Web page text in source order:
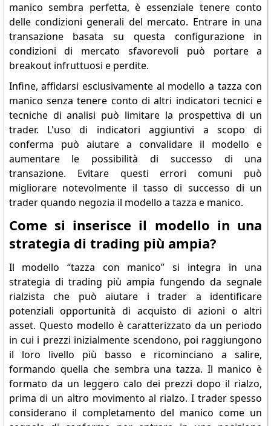
manico sembra perfetta, è essenziale tenere conto
delle condizioni generali del mercato. Entrare in una
transazione basata su questa configurazione in
condizioni di mercato sfavorevoli può portare a
breakout infruttuosi e perdite.
Infine, affidarsi esclusivamente al modello a tazza con
manico senza tenere conto di altri indicatori tecnici e
tecniche di analisi può limitare la prospettiva di un
trader. L'uso di indicatori aggiuntivi a scopo di
conferma può aiutare a convalidare il modello e
aumentare le possibilità di successo di una
transazione. Evitare questi errori comuni può
migliorare notevolmente il tasso di successo di un
trader quando negozia il modello a tazza e manico.
Come si inserisce il modello in una
strategia di trading più ampia?
Il modello “tazza con manico” si integra in una
strategia di trading più ampia fungendo da segnale
rialzista che può aiutare i trader a identificare
potenziali opportunità di acquisto di azioni o altri
asset. Questo modello è caratterizzato da un periodo
in cui i prezzi inizialmente scendono, poi raggiungono
il loro livello più basso e ricominciano a salire,
formando quella che sembra una tazza. Il manico è
formato da un leggero calo dei prezzi dopo il rialzo,
prima di un altro movimento al rialzo. I trader spesso
considerano il completamento del manico come un